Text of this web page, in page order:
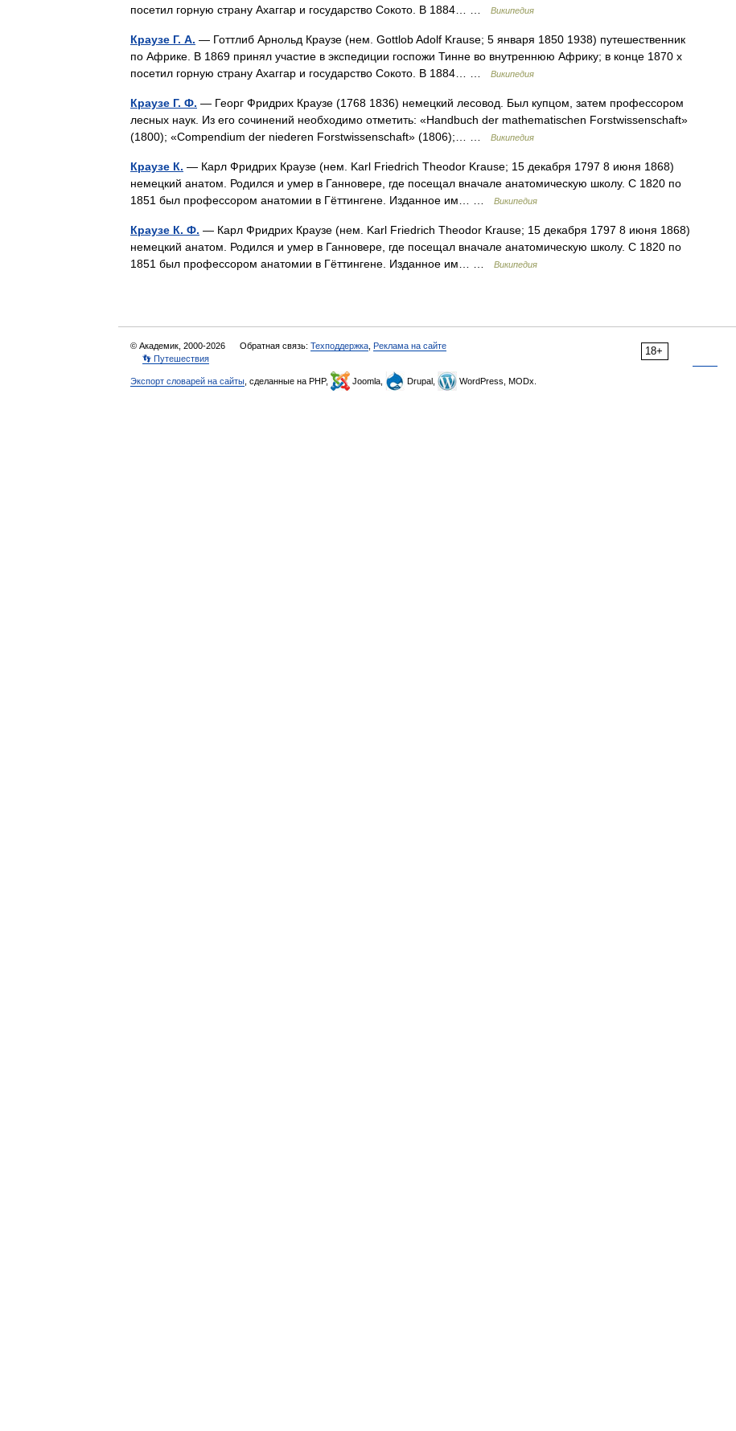
посетил горную страну Ахаггар и государство Сокото. В 1884… …
Википедия
Краузе Г. А. — Готтлиб Арнольд Краузе (нем. Gottlob Adolf Krause; 5 января 1850 1938) путешественник
по Африке. В 1869 принял участие в экспедиции госпожи Тинне во внутреннюю Африку; в конце 1870 х
посетил горную страну Ахаггар и государство Сокото. В 1884… …
Википедия
Краузе Г. Ф. — Георг Фридрих Краузе (1768 1836) немецкий лесовод. Был купцом, затем профессором
лесных наук. Из его сочинений необходимо отметить: «Handbuch der mathematischen Forstwissenschaft»
(1800); «Compendium der niederen Forstwissenschaft» (1806);… …
Википедия
Краузе К. — Карл Фридрих Краузе (нем. Karl Friedrich Theodor Krause; 15 декабря 1797 8 июня 1868)
немецкий анатом. Родился и умер в Ганновере, где посещал вначале анатомическую школу. С 1820 по
1851 был профессором анатомии в Гёттингене. Изданное им… …
Википедия
Краузе К. Ф. — Карл Фридрих Краузе (нем. Karl Friedrich Theodor Krause; 15 декабря 1797 8 июня 1868)
немецкий анатом. Родился и умер в Ганновере, где посещал вначале анатомическую школу. С 1820 по
1851 был профессором анатомии в Гёттингене. Изданное им… …
Википедия
18+
© Академик, 2000-2026 Обратная связь: Техподдержка Реклама на сайте
👣 Путешествия
Экспорт словарей на сайты , сделанные на PHP, Joomla, Drupal, WordPress, MODx.